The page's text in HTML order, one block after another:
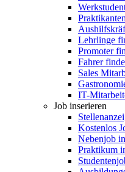
Lehrlinge
Promoter
Fahrer
Sales
IT-
Job inserieren
Kostenlos
Nebenjob
Praktikum